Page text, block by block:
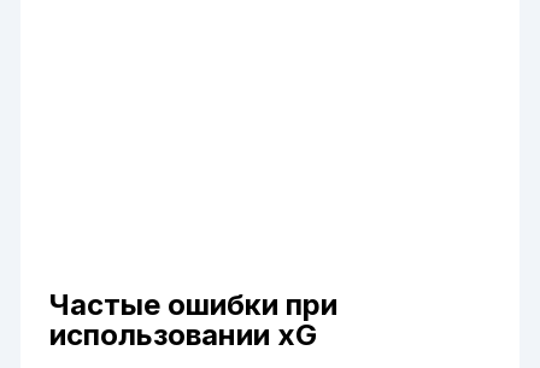
Частые ошибки при
использовании xG